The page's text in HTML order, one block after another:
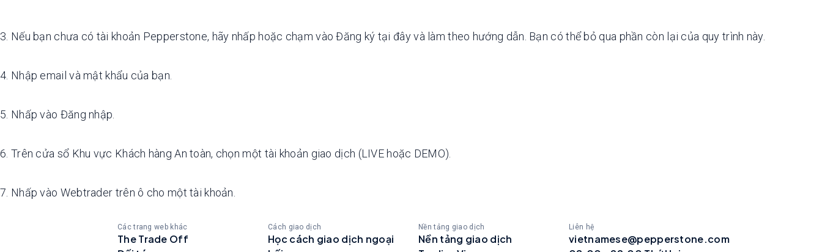
3. Nếu bạn chưa có tài khoản Pepperstone, hãy nhấp hoặc chạm vào Đăng ký tại đây và làm theo hướng dẫn. Bạn có thể bỏ qua phần còn lại của quy trình này.
4. Nhập email và mật khẩu của bạn.
5. Nhấp vào Đăng nhập.
6. Trên cửa sổ Khu vực Khách hàng An toàn, chọn một tài khoản giao dịch (LIVE hoặc DEMO).
7. Nhấp vào Webtrader trên ô cho một tài khoản.
Các trang web khác
The Trade Off
Cách giao dịch
Học cách giao dịch ngoại
Nền tảng giao dịch
Nền tảng giao dịch
Liên hệ
vietnamese@pepperstone.com